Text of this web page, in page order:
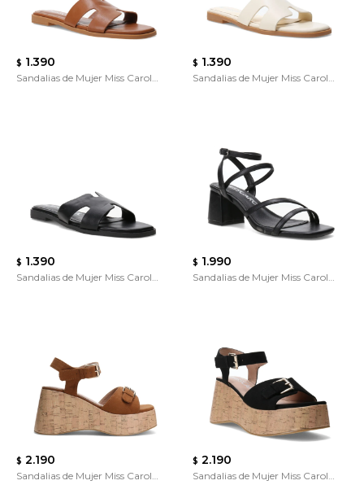
$ 1.390
Sandalias de Mujer Miss Carol
$ 1.390
Sandalias de Mujer Miss Carol
$ 1.390
Sandalias de Mujer Miss Carol
$ 1.990
Sandalias de Mujer Miss Carol
$ 2.190
Sandalias de Mujer Miss Carol
$ 2.190
Sandalias de Mujer Miss Carol